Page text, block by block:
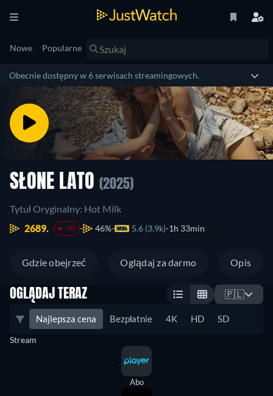
Nowe Popularne
Obecnie dostępny w 6 serwisach streamingowych.
SŁONE LATO (2025)
Tytuł Oryginalny: Hot Milk
2689.
-80 46% 5.6 (3.9k) 1h 33min
Gdzie obejrzeć Oglądaj za darmo Opis
OGLĄDAJ TERAZ 🇵🇱
Najlepsza cena Bezpłatnie 4K HD SD
Stream
Abo